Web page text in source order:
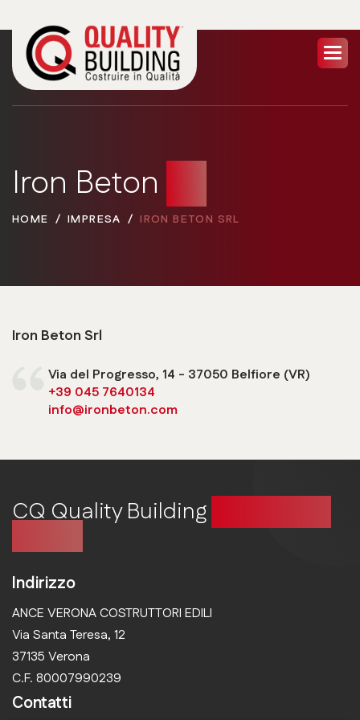
Iron Beton
HOME IMPRESA IRON BETON SRL
Iron Beton Srl
Via del Progresso, 14 - 37050 Belfiore (VR)
+39 045 7640134
info@ironbeton.com
CQ Quality Building
Indirizzo
ANCE VERONA COSTRUTTORI EDILI
Via Santa Teresa, 12
37135 Verona
C.F. 80007990239
Contatti